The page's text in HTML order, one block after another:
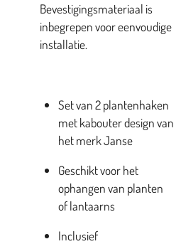
Bevestigingsmateriaal is
inbegrepen voor eenvoudige
installatie.
Set van 2 plantenhaken
met kabouter design van
het merk Janse
Geschikt voor het
ophangen van planten
of lantaarns
Inclusief